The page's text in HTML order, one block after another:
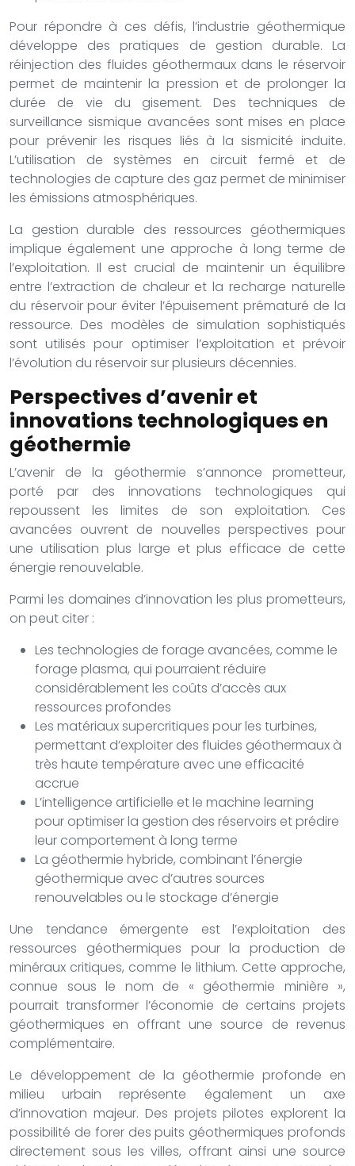
Pour répondre à ces défis, l’industrie géothermique
développe des pratiques de gestion durable. La
réinjection des fluides géothermaux dans le réservoir
permet de maintenir la pression et de prolonger la
durée de vie du gisement. Des techniques de
surveillance sismique avancées sont mises en place
pour prévenir les risques liés à la sismicité induite.
L’utilisation de systèmes en circuit fermé et de
technologies de capture des gaz permet de minimiser
les émissions atmosphériques.
La gestion durable des ressources géothermiques
implique également une approche à long terme de
l’exploitation. Il est crucial de maintenir un équilibre
entre l’extraction de chaleur et la recharge naturelle
du réservoir pour éviter l’épuisement prématuré de la
ressource. Des modèles de simulation sophistiqués
sont utilisés pour optimiser l’exploitation et prévoir
l’évolution du réservoir sur plusieurs décennies.
Perspectives d’avenir et
innovations technologiques en
géothermie
L’avenir de la géothermie s’annonce prometteur,
porté par des innovations technologiques qui
repoussent les limites de son exploitation. Ces
avancées ouvrent de nouvelles perspectives pour
une utilisation plus large et plus efficace de cette
énergie renouvelable.
Parmi les domaines d’innovation les plus prometteurs,
on peut citer :
Les technologies de forage avancées, comme le
forage plasma, qui pourraient réduire
considérablement les coûts d’accès aux
ressources profondes
Les matériaux supercritiques pour les turbines,
permettant d’exploiter des fluides géothermaux à
très haute température avec une efficacité
accrue
L’intelligence artificielle et le machine learning
pour optimiser la gestion des réservoirs et prédire
leur comportement à long terme
La géothermie hybride, combinant l’énergie
géothermique avec d’autres sources
renouvelables ou le stockage d’énergie
Une tendance émergente est l’exploitation des
ressources géothermiques pour la production de
minéraux critiques, comme le lithium. Cette approche,
connue sous le nom de « géothermie minière »,
pourrait transformer l’économie de certains projets
géothermiques en offrant une source de revenus
complémentaire.
Le développement de la géothermie profonde en
milieu urbain représente également un axe
d’innovation majeur. Des projets pilotes explorent la
possibilité de forer des puits géothermiques profonds
directement sous les villes, offrant ainsi une source